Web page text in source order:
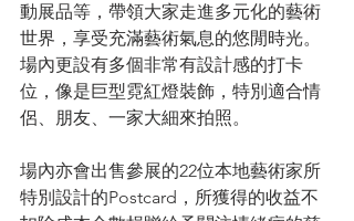
動展品等，帶領大家走進多元化的藝術
世界，享受充滿藝術氣息的悠閒時光。
場內更設有多個非常有設計感的打卡
位，像是巨型霓紅燈裝飾，特別適合情
侶、朋友、一家大細來拍照。
場內亦會出售參展的22位本地藝術家所
特別設計的Postcard，所獲得的收益不